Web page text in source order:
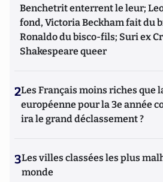
Benchetrit enterrent le leur;
fond, Victoria Beckham fait du
Ronaldo du bisco-fils; Suri ex
Shakespeare queer
2Les Français moins riches que
européenne pour la 3e année
ira le grand déclassement ?
3Les villes classées les plus
monde